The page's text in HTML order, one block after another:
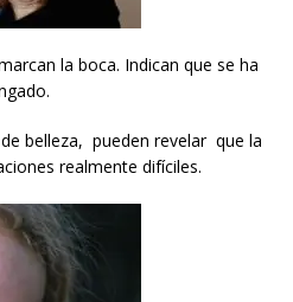
la boca. Indican que se ha
belleza, pueden revelar que la
realmente difíciles.